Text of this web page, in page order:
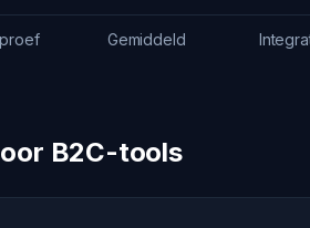
Gemiddeld
B2C-tools